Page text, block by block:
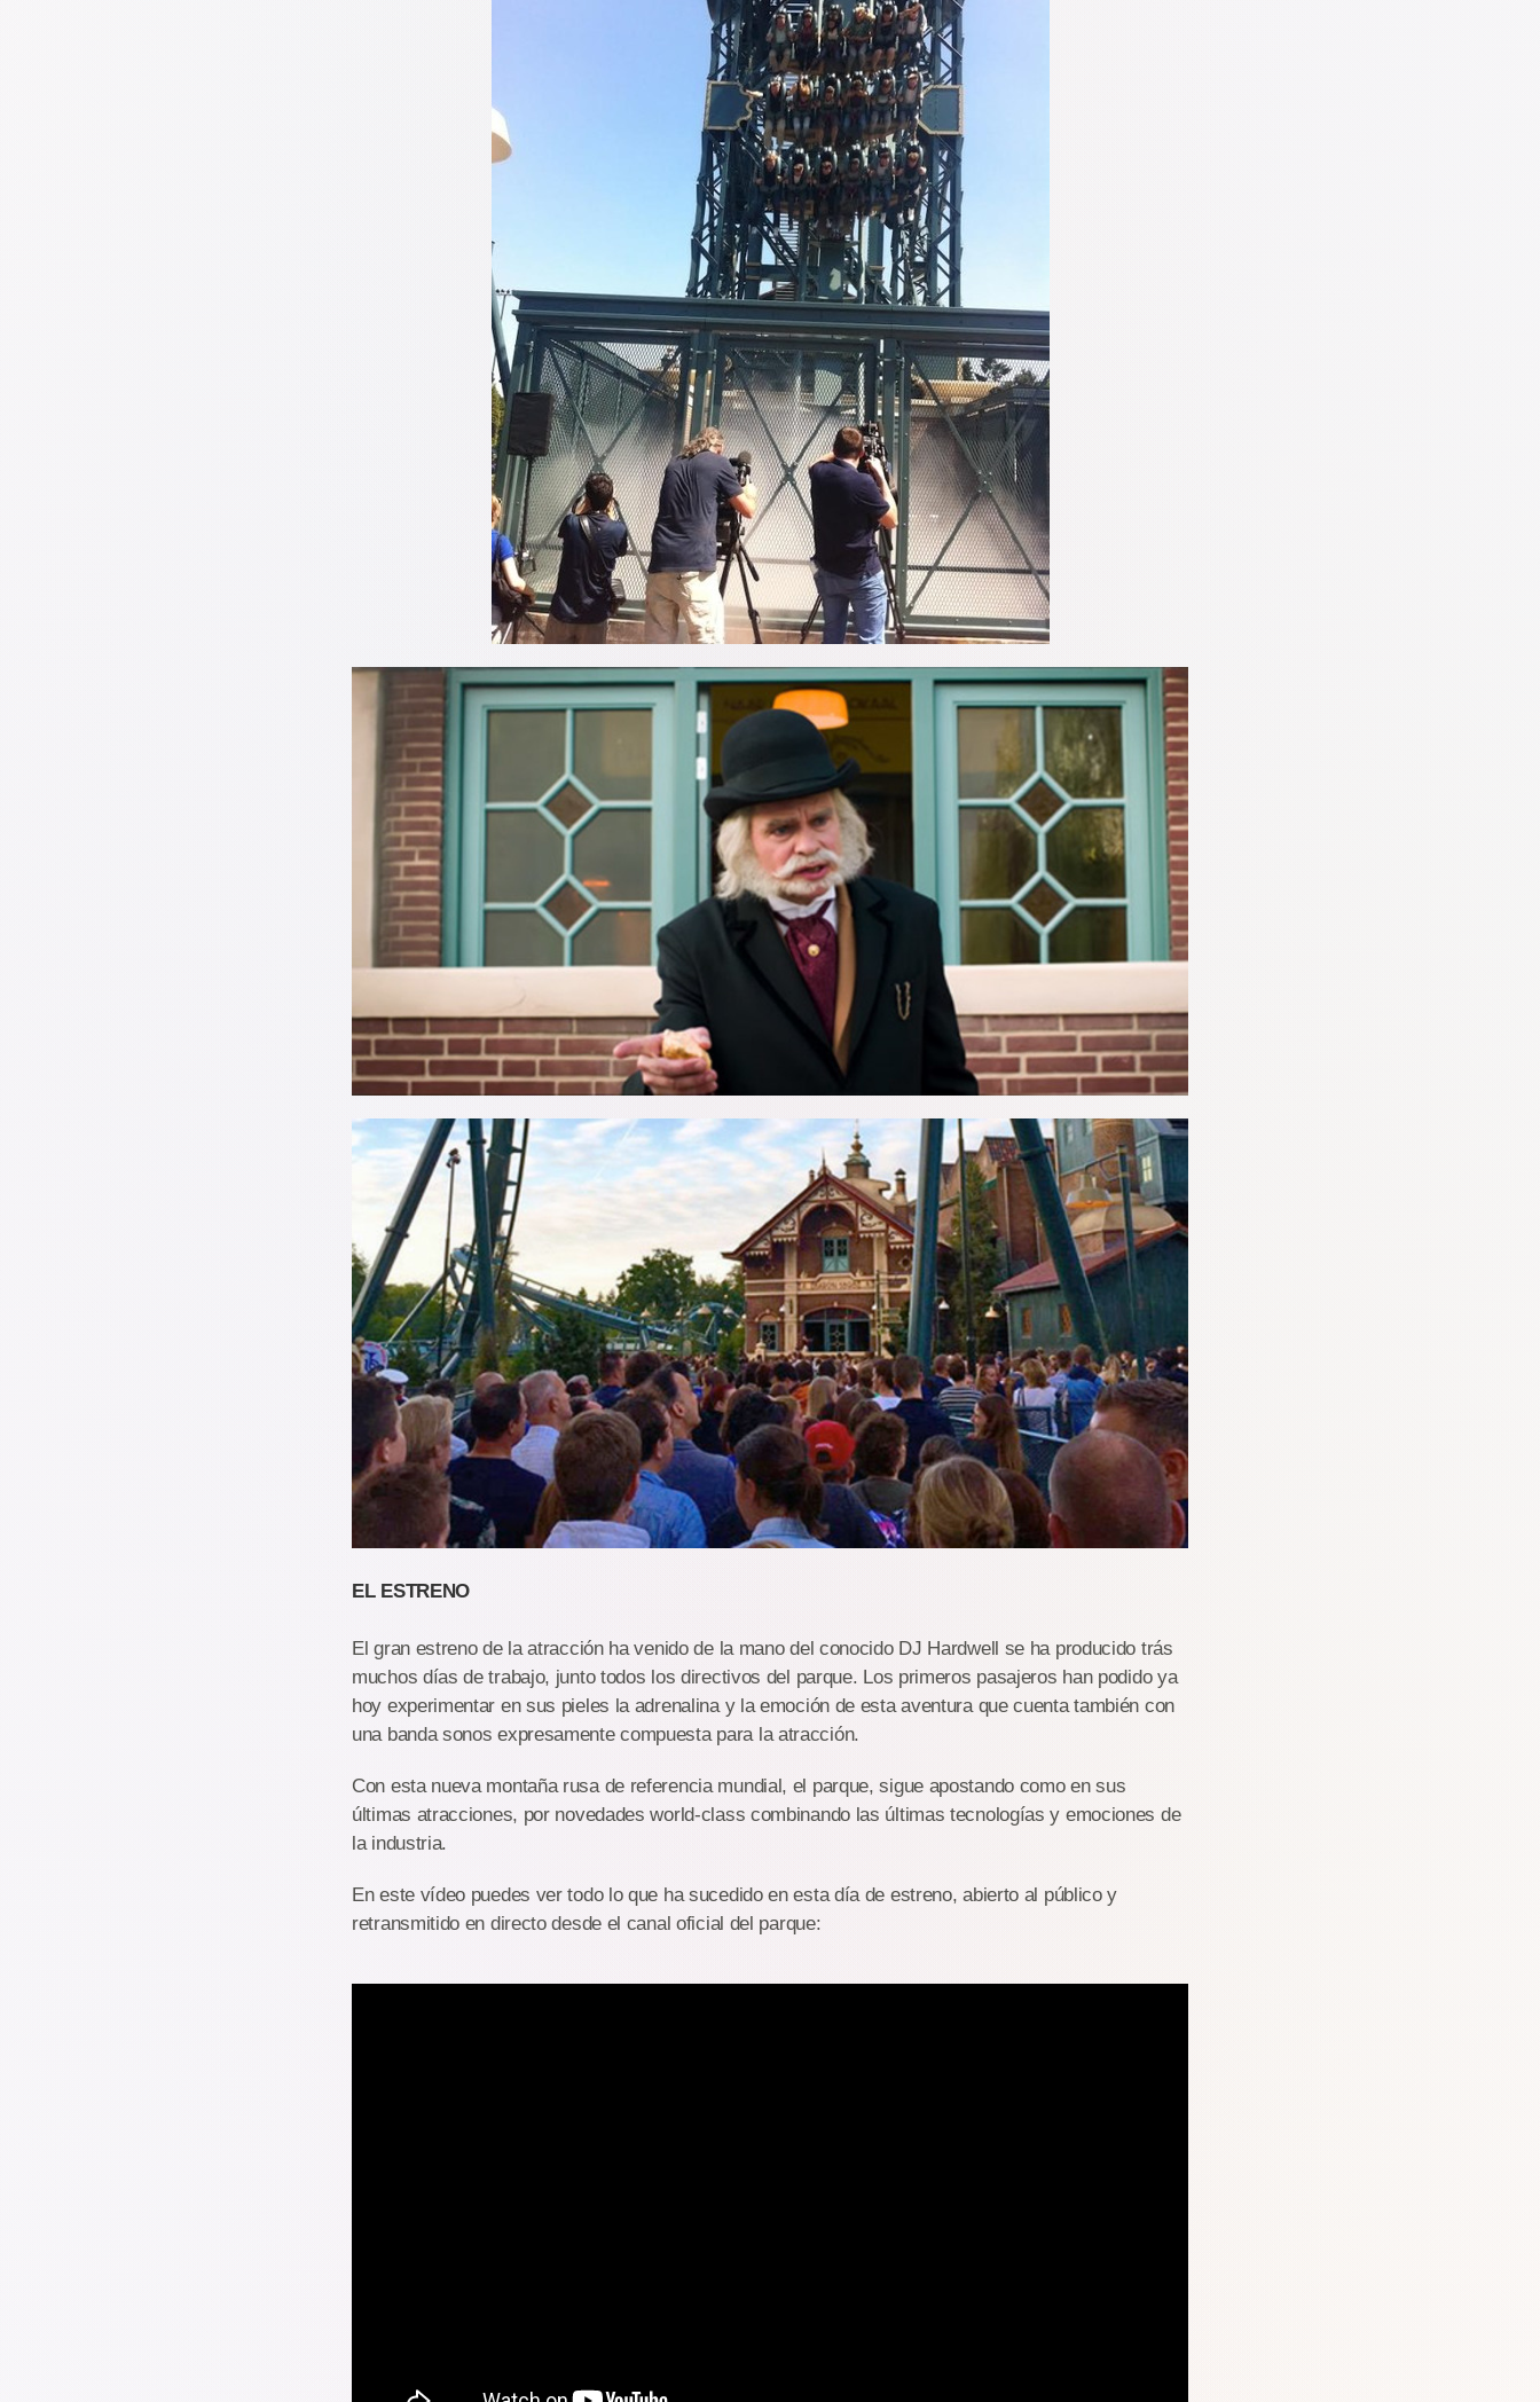
EL ESTRENO
El gran estreno de la atracción ha venido de la mano del conocido DJ Hardwell se ha producido trás
muchos días de trabajo, junto todos los directivos del parque. Los primeros pasajeros han podido ya
hoy experimentar en sus pieles la adrenalina y la emoción de esta aventura que cuenta también con
una banda sonos expresamente compuesta para la atracción.
Con esta nueva montaña rusa de referencia mundial, el parque, sigue apostando como en sus
últimas atracciones, por novedades world-class combinando las últimas tecnologías y emociones de
la industria.
En este vídeo puedes ver todo lo que ha sucedido en esta día de estreno, abierto al público y
retransmitido en directo desde el canal oficial del parque: